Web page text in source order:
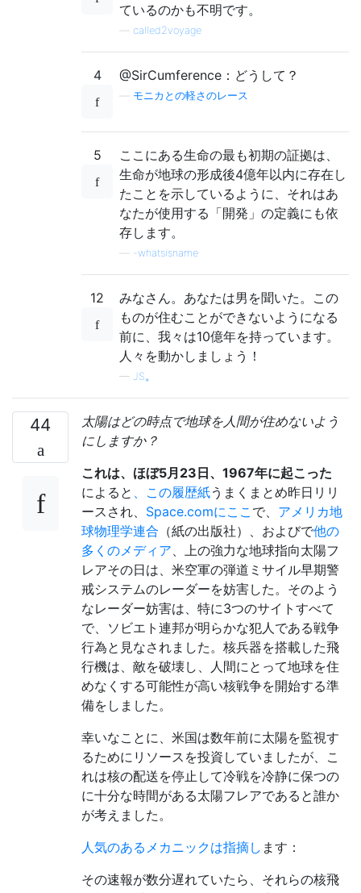
ているのかも不明です。
called2voyage
4 @SirCumference：どうして？
モニカとの軽さのレース
5
ここにある生命の最も初期の証拠は、
生命が地球の形成後4億年以内に存在し
たことを示しているように、それはあ
なたが使用する「開発」の定義にも依
存します。
-whatsisname
12
みなさん。あなたは男を聞いた。この
ものが住むことができないようになる
前に、我々は10億年を持っています。
人々を動かしましょう！
— JS。
44
太陽はどの時点で地球を人間が住めないよう
にしますか？
これは、ほぼ5月23日、1967年に起こった
によると 、この履歴紙うまくまとめ昨日リリ
ースされ、 Space.comにここ で、 アメリカ地
球物理学連合 （紙の出版社）、およびで他の
多くのメディア、上の強力な地球指向太陽フ
レアその日は、米空軍の弾道ミサイル早期警
戒システムのレーダーを妨害した。そのよう
なレーダー妨害は、特に3つのサイトすべて
で、ソビエト連邦が明らかな犯人である戦争
行為と見なされました。核兵器を搭載した飛
行機は、敵を破壊し、人間にとって地球を住
めなくする可能性が高い核戦争を開始する準
備をしました。
幸いなことに、米国は数年前に太陽を監視す
るためにリソースを投資していましたが、こ
れは核の配送を停止して冷戦を冷静に保つの
に十分な時間がある太陽フレアであると誰か
が考えました。
人気のあるメカニックは指摘し ます：
その速報が数分遅れていたら、それらの核飛